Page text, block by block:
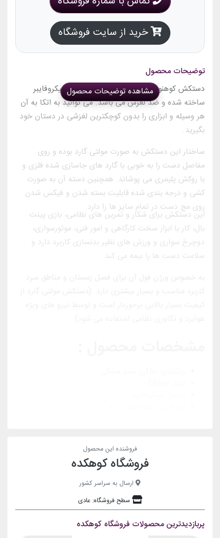
خرید از سایت فروشگاه
توضیحات محصول
دستکش کوهنوردی اوکلی OAKLEY از الیاف میکروفایبر
ساخته شده و ضد لغزش می باشد. می توانید به اتکا به آن
هر وسیله و ابزاری را بدون کوچکترین لغزشی در دستان خود
بگیرید.
ساختار این دستکش به صورت مولتی گارد بوده و روی
مفاصل دست را به خوبی با گارد های جاسازی شده فلزی و
با روکش پلیمری می پوشاند. همچنین دسته آن به صورت
کشی و درجه بندی شده قابلیت بسته شدن و فیکس شدن
روی مچ دست در تمام سایز ها را دارد.
این دستکش برای شکار و تمرین های نظامی، بازی پینت
بال، کار با ابزار سخت کارگاهی و امور فنی، موتورسواری،
دوچرخ سواری و ورزش های نظیر بدنسازی کاربرد دارد و
سلامت دست ها را بیمه می کند.
طراحی منحصر بفرد
مقاوم در مقابل باد، ضد آب، بدون لغزش
مقاوم در برابر لغزش فیبر کربن
مشاهده توضیحات محصول
فروشنده این محصول
فروشگاه کوهکده
ارسال به سراسر کشور
سطح فروشگاه: عادی
پربازدیدترین محصولات فروشگاه کوهکده